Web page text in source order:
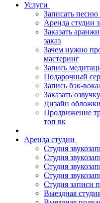
Услуги
Записать песню
Аренда студии
Заказать
заказ
Зачем нужно
мастеринг
Запись
Подарочный
Запись бэк-
Заказать
Дизайн
Продвижение
топ вк
Аренда студии
Студия
Студия
Студия
Студия
Студия записи
Выездная